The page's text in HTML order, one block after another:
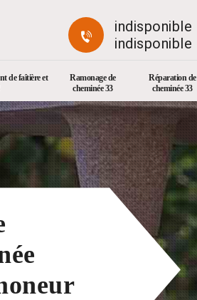
indisponible
indisponible
de faîtière et
Ramonage de
cheminée 33
Réparation de
cheminée 33